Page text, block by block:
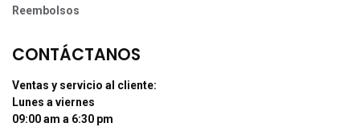
Reembolsos
CONTÁCTANOS
Ventas y servicio al cliente:
Lunes a viernes
09:00 am a 6:30 pm